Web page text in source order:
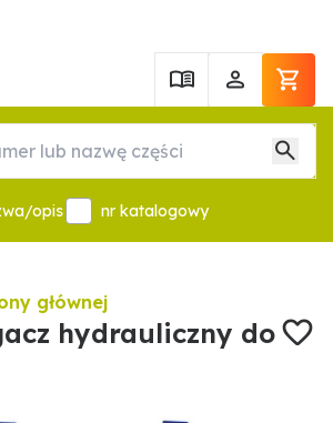
opis nr katalogowy
głównej
hydrauliczny do